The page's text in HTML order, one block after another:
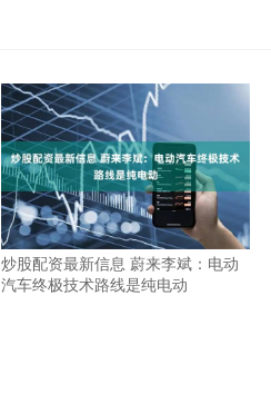
炒股配资最新信息 蔚来李斌：电动
汽车终极技术路线是纯电动